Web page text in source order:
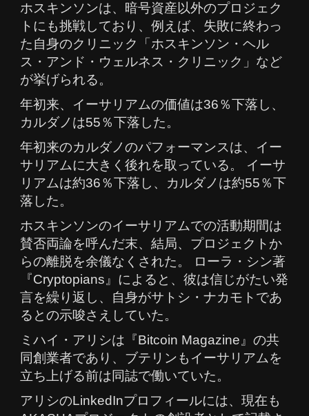
ホスキンソンは、暗号資産以外のプロジェク
トにも挑戦しており、例えば、失敗に終わっ
た自身のクリニック「ホスキンソン・ヘル
ス・アンド・ウェルネス・クリニック」など
が挙げられる。
年初来、イーサリアムの価値は36％下落し、
カルダノは55％下落した。
年初来のカルダノのパフォーマンスは、イー
サリアムに大きく後れを取っている。 イーサ
リアムは約36％下落し、カルダノは約55％下
落した。
ホスキンソンのイーサリアムでの活動期間は
賛否両論を呼んだ末、結局、プロジェクトか
らの離脱を余儀なくされた。 ローラ・シン著
『Cryptopians』によると、彼は信じがたい発
言を繰り返し、自身がサトシ・ナカモトであ
るとの示唆さえしていた。
ミハイ・アリシは『Bitcoin Magazine』の共
同創業者であり、ブテリンもイーサリアムを
立ち上げる前は同誌で働いていた。
アリシのLinkedInプロフィールには、現在も